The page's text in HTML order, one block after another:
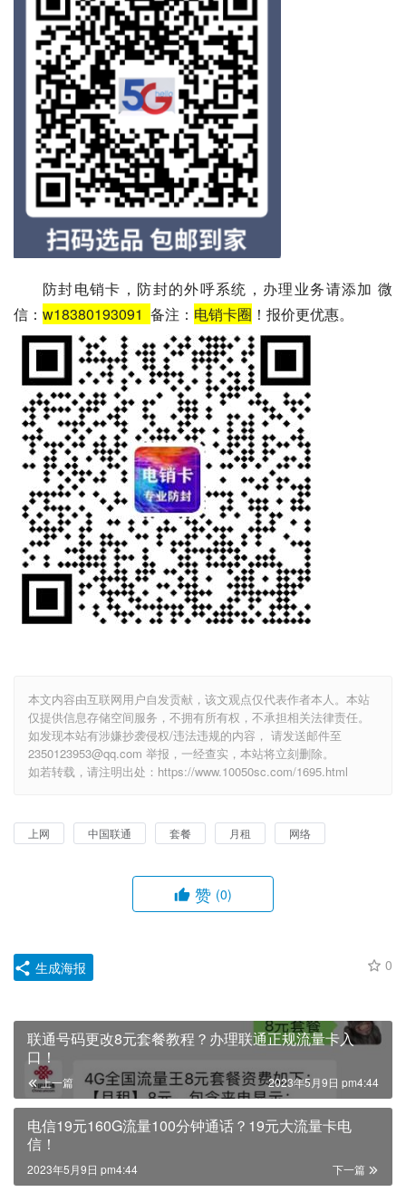
防封电销卡，防封的外呼系统，办理业务请添加 微
信： w18380193091 备注： 电销卡圈 ！报价更优惠。
本文内容由互联网用户自发贡献，该文观点仅代表作者本人。本站
仅提供信息存储空间服务，不拥有所有权，不承担相关法律责任。
如发现本站有涉嫌抄袭侵权/违法违规的内容， 请发送邮件至
2350123953@qq.com 举报，一经查实，本站将立刻删除。
如若转载，请注明出处：https://www.10050sc.com/1695.html
上网 中国联通 套餐 月租 网络
赞 (0)
0
生成海报
联通号码更改8元套餐教程？办理联通正规流量卡入
口！
上一篇 2023年5月9日 pm4:44
电信19元160G流量100分钟通话？19元大流量卡电
信！
下一篇
2023年5月9日 pm4:44